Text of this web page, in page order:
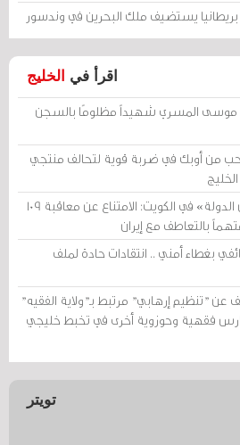
بريطانيا يستضيف ملك البحرين في وندسور
اقرأ في الخليج
موسى المسري شهيداً مظلومًا بالسجن
من أوبك في ضربة قوية لتحالف منتجي
محكمة «أمن الدولة» في الكويت: الامتناع عن معاقبة 109
بغطاء أمني .. انتقادات حادة لملف
عن "تنظيم إرهابي" مرتبط بـ"ولاية الفقيه"
فقهية وحوزوية أخرى في تخبط خليجي
تويتر